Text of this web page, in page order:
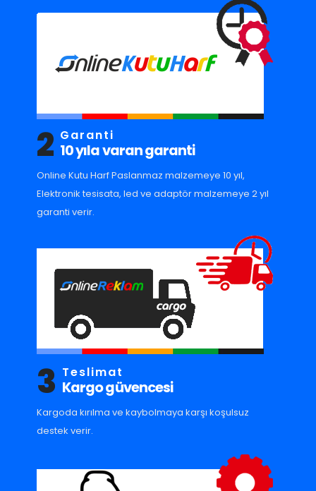
2 Garanti
10 yıla varan garanti
Online Kutu Harf Paslanmaz malzemeye 10 yıl,
Elektronik tesisata, led ve adaptör malzemeye 2 yıl
garanti verir.
3 Teslimat
Kargo güvencesi
Kargoda kırılma ve kaybolmaya karşı koşulsuz
destek verir.